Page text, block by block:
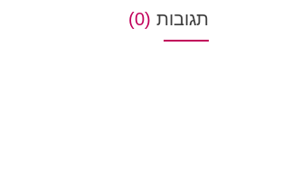
תגובות (0)